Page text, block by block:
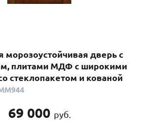
(29)
морозоустойчивая дверь с
плитами МДФ с широкими
стеклопакетом и кованой
69 000 руб.